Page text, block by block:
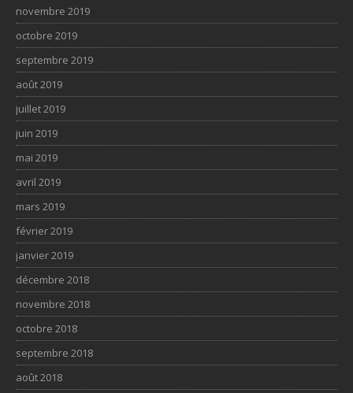
novembre 2019
octobre 2019
septembre 2019
août 2019
juillet 2019
juin 2019
mai 2019
avril 2019
mars 2019
février 2019
janvier 2019
décembre 2018
novembre 2018
octobre 2018
septembre 2018
août 2018